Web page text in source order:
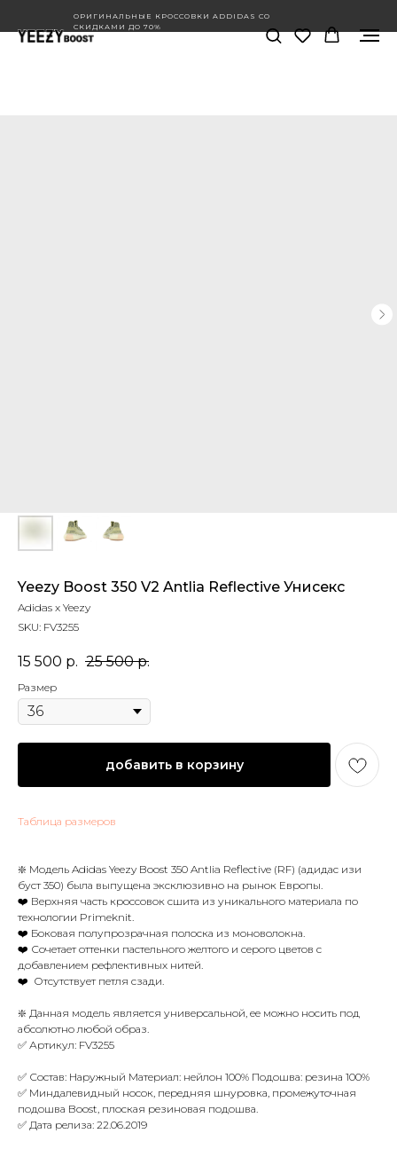
ОРИГИНАЛЬНЫЕ КРОССОВКИ ADDIDAS СО
СКИДКАМИ ДО 70%
Yeezy Boost 350 V2 Antlia Reflective Унисекс
Adidas x Yeezy
SKU: FV3255
15 500 р. 25 500 р.
Размер
добавить в корзину
Таблица размеров
❇️ Модель Adidas Yeezy Boost 350 Antlia Reflective (RF) (адидас изи
буст 350) была выпущена эксклюзивно на рынок Европы.
❤️ Верхняя часть кроссовок сшита из уникального материала по
технологии Primeknit.
❤️ Боковая полупрозрачная полоска из моноволокна.
❤️ Сочетает оттенки пастельного желтого и серого цветов с
добавлением рефлективных нитей.
❤️ Отсутствует петля сзади.
❇️ Данная модель является универсальной, ее можно носить под
абсолютно любой образ.
✅ Артикул: FV3255
✅ Состав: Наружный Материал: нейлон 100% Подошва: резина 100%
✅ Миндалевидный носок, передняя шнуровка, промежуточная
подошва Boost, плоская резиновая подошва.
✅ Дата релиза: 22.06.2019